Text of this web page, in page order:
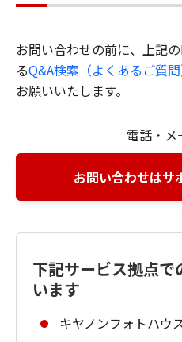
お問い合わせの前に、上記
るQ&A検索（よくあるご質問
お願いいたします。
電話・メ
お問い合わせはサ
下記サービス拠点で
います
キヤノンフォトハウ